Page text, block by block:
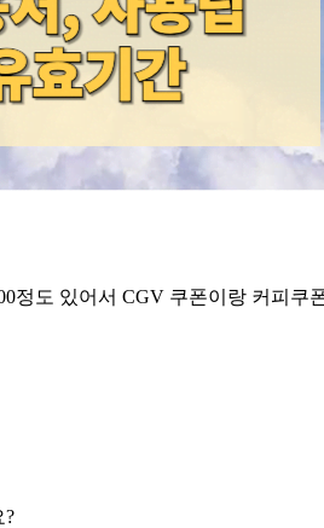
정도 있어서 CGV 쿠폰이랑 커피쿠
?